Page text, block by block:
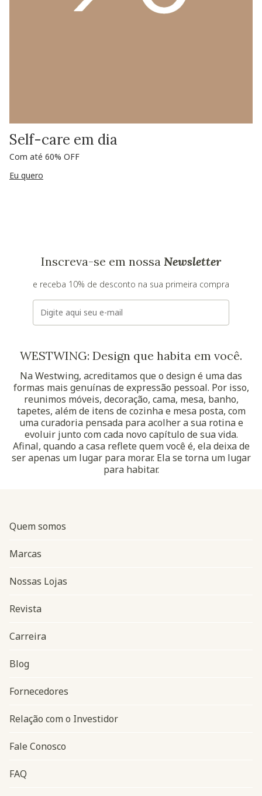
Self-care em dia
Com até 60% OFF
Eu quero
Inscreva-se em nossa Newsletter
e receba 10% de desconto na sua primeira compra
E-mail
WESTWING: Design que habita em você.
Na Westwing, acreditamos que o design é uma das
formas mais genuínas de expressão pessoal. Por isso,
reunimos móveis, decoração, cama, mesa, banho,
tapetes, além de itens de cozinha e mesa posta, com
uma curadoria pensada para acolher a sua rotina e
evoluir junto com cada novo capítulo de sua vida.
Afinal, quando a casa reflete quem você é, ela deixa de
ser apenas um lugar para morar. Ela se torna um lugar
para habitar.
Navegação do rodapé
Quem somos
Marcas
Nossas Lojas
Revista
Carreira
Blog
Fornecedores
Relação com o Investidor
Fale Conosco
FAQ